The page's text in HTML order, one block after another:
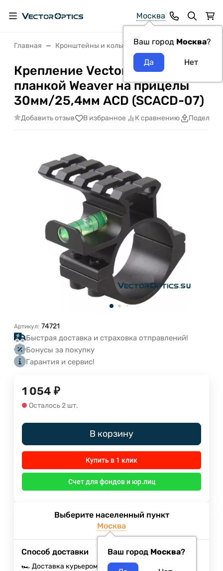
Москва
Ваш город Москва?
Главная Кронштейны и кольца Крепление Vector
Крепление Vector Optics с
планкой Weaver на прицелы
30мм/25,4мм ACD (SCACD-07)
Добавить отзыв В избранное К сравнению
Артикул: 74721
Быстрая доставка и страховка отправлений!
Бонусы за покупку
Гарантия и сервис!
1 054 ₽
Осталось 2 шт.
В корзину
Купить в 1 клик
Счет для фондов и юр.лиц
Выберите населенный пункт
Москва
Ваш город Москва?
Способ доставки
🏎️ Доставка курьером 10 августа 2026